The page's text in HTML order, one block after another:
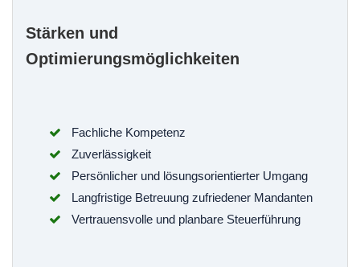
Stärken und
Optimierungsmöglichkeiten
Fachliche Kompetenz
Zuverlässigkeit
Persönlicher und lösungsorientierter Umgang
Langfristige Betreuung zufriedener Mandanten
Vertrauensvolle und planbare Steuerführung